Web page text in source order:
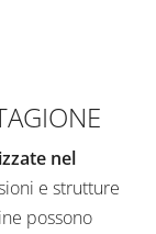
nel
e strutture
possono